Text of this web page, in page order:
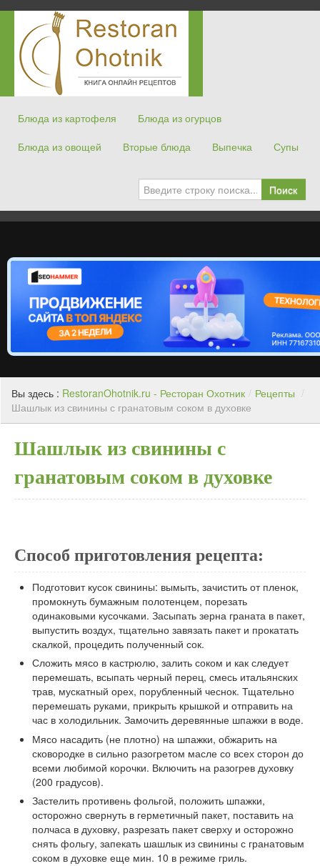
Блюда из картофеля
Блюда из огурцов
Блюда из овощей
Вторые блюда Выпечка Супы
Поиск
Вы здесь : RestoranOhotnik.ru - Ресторан Охотник / Рецепты /
Шашлык из свинины с гранатовым соком в духовке
Шашлык из свинины с
гранатовым соком в духовке
Способ приготовления рецепта:
Подготовит кусок свинины: вымыть, зачистить от пленок,
промокнуть бумажным полотенцем, порезать
одинаковыми кусочками. Засыпать зерна граната в пакет,
выпустить воздух, тщательно завязать пакет и прокатать
скалкой, процедить полученный сок.
Сложить мясо в кастрюлю, залить соком и как следует
перемешать, всыпать черный перец, смесь итальянских
трав, мускатный орех, порубленный чеснок. Тщательно
перемешать руками, прикрыть крышкой и отправить на
час в холодильник. Замочить деревянные шпажки в воде.
Мясо насадить (не плотно) на шпажки, обжарить на
сковородке в сильно разогретом масле со всех сторон до
всеми любимой корочки. Включить на разогрев духовку
(200 градусов).
Застелить противень фольгой, положить шпажки,
осторожно свернуть в герметичный пакет, поставить на
полчаса в духовку, разрезать пакет сверху и осторожно
снять фольгу, запекать шашлык из свинины с гранатовым
соком в духовке еще мин. 10 в режиме гриль.